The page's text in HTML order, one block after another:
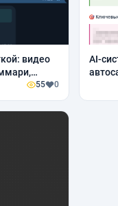
видео
55 0
AI-